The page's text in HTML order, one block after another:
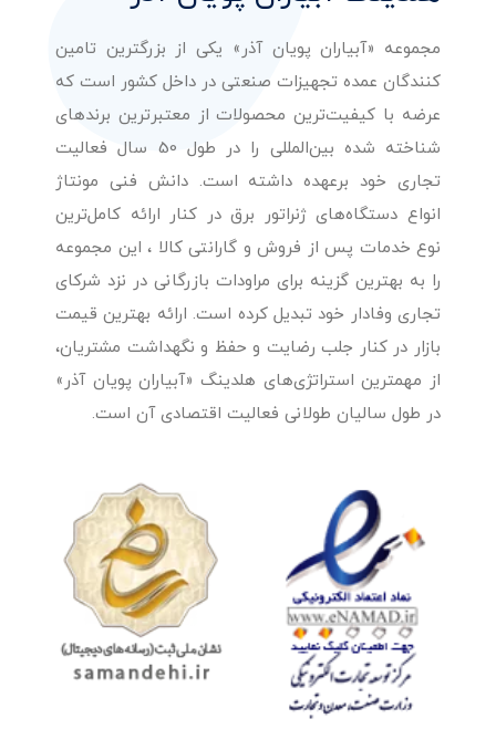
مجموعه «آبیاران پویان آذر» یکی از بزرگترین تامین
کنندگان عمده تجهیزات صنعتی در داخل کشور است که
عرضه با کیفیت‌ترین محصولات از معتبرترین برندهای
شناخته شده بین‌المللی را در طول 50 سال فعالیت
تجاری خود برعهده داشته است. دانش فنی مونتاژ
انواع دستگاه‌های ژنراتور برق در کنار ارائه کامل‌ترین
نوع خدمات پس از فروش و گارانتی کالا ، این مجموعه
را به بهترین گزینه برای مراودات بازرگانی در نزد شرکای
تجاری وفادار خود تبدیل کرده است. ارائه بهترین قیمت
بازار در کنار جلب رضایت و حفظ و نگهداشت مشتریان،
از مهمترین استراتژی‌های هلدینگ «آبیاران پویان آذر»
در طول سالیان طولانی فعالیت اقتصادی آن است.